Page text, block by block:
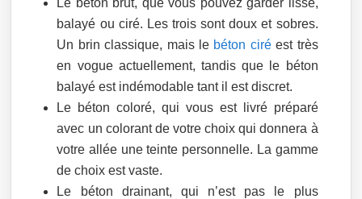
Le béton brut, que vous pouvez garder lisse,
balayé ou ciré. Les trois sont doux et sobres.
Un brin classique, mais le béton ciréest très
en vogue actuellement, tandis que le béton
balayé est indémodable tant il est discret.
Le béton coloré, qui vous est livré préparé
avec un colorant de votre choix qui donnera à
votre allée une teinte personnelle. La gamme
de choix est vaste.
Le béton drainant, qui n’est pas le plus